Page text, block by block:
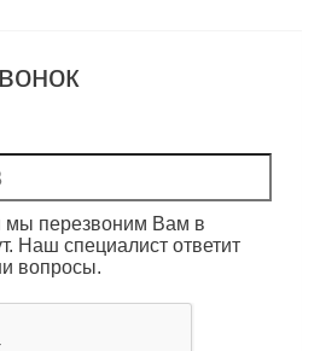
мы перезвоним Вам в
Наш специалист ответит
вопросы.